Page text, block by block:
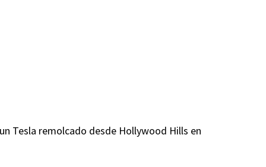
Tesla remolcado desde Hollywood Hills en